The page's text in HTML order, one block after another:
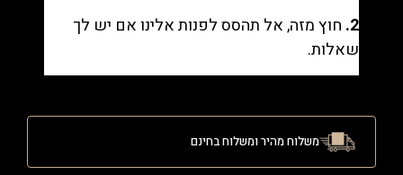
2. חוץ מזה, אל תהסס לפנות אלינו אם יש לך
שאלות.
משלוח מהיר ומשלוח בחינם